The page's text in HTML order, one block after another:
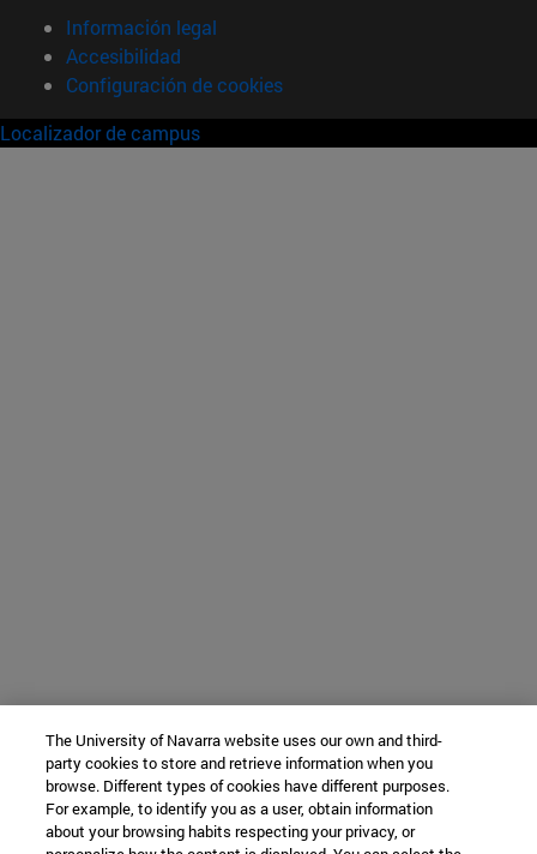
Información legal
Accesibilidad
Configuración de cookies
Localizador de campus
The University of Navarra website uses our own and third-
party cookies to store and retrieve information when you
browse. Different types of cookies have different purposes.
For example, to identify you as a user, obtain information
about your browsing habits respecting your privacy, or